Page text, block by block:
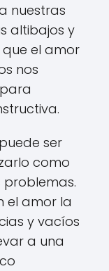
nuestras
altibajos y
el amor
nos
ser
como
problemas.
el amor la
y vacíos
a una